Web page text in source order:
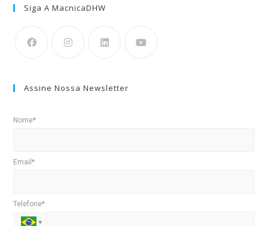
Siga A MacnicaDHW
Assine Nossa Newsletter
Nome*
Email*
Telefone*